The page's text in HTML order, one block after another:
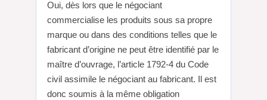
Oui, dès lors que le négociant
commercialise les produits sous sa propre
marque ou dans des conditions telles que le
fabricant d’origine ne peut être identifié par le
maître d’ouvrage, l’article 1792-4 du Code
civil assimile le négociant au fabricant. Il est
donc soumis à la même obligation